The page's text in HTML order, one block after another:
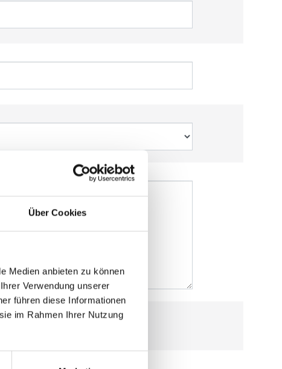
Über Cookies
Medien anbieten zu können
Verwendung unserer
führen diese Informationen
im Rahmen Ihrer Nutzung